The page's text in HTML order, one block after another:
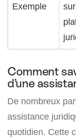
Exemple
Comment
d’une
De nombreux
assistance
quotidien. Cette